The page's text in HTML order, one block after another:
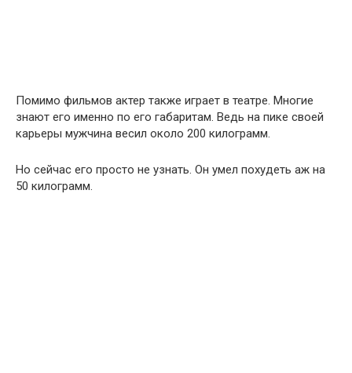
Помимо фильмов актер также играет в театре. Многие
знают его именно по его габаритам. Ведь на пике своей
карьеры мужчина весил около 200 килограмм.
Но сейчас его просто не узнать. Он умел похудеть аж на
50 килограмм.